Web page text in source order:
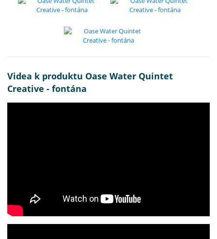
Videa k produktu Oase Water Quintet
Creative - fontána